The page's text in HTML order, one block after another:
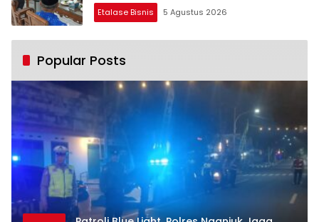
Etalase Bisnis 5 Agustus 2026
Popular Posts